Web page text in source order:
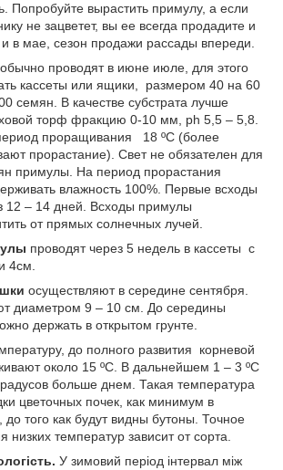
Попробуйте вырастить примулу, а если
не зацветет, вы ее всегда продадите и
в мае, сезон продажи рассады впереди.
обычно проводят в июне июле, для этого
кассеты или ящики, размером 40 на 60
семян. В качестве субстрата лучше
торф фракцию 0-10 мм, ph 5,5 – 5,8.
проращивания 18 ºС (более
прорастание). Свет не обязателен для
примулы. На период прорастания
влажность 100%. Первые всходы
12 – 14 дней. Всходы примулы
от прямых солнечных лучей.
проводят через 5 недель в кассеты с
4см.
осуществляют в середине сентября.
диаметром 9 – 10 см. До середины
держать в открытом грунте.
до полного развития корневой
около 15 ºС. В дальнейшем 1 – 3 ºС
больше днем. Такая температура
цветочных почек, как минимум в
до того как будут видны бутоны. Точное
низких температур зависит от сорта.
У зимовий період інтервал між